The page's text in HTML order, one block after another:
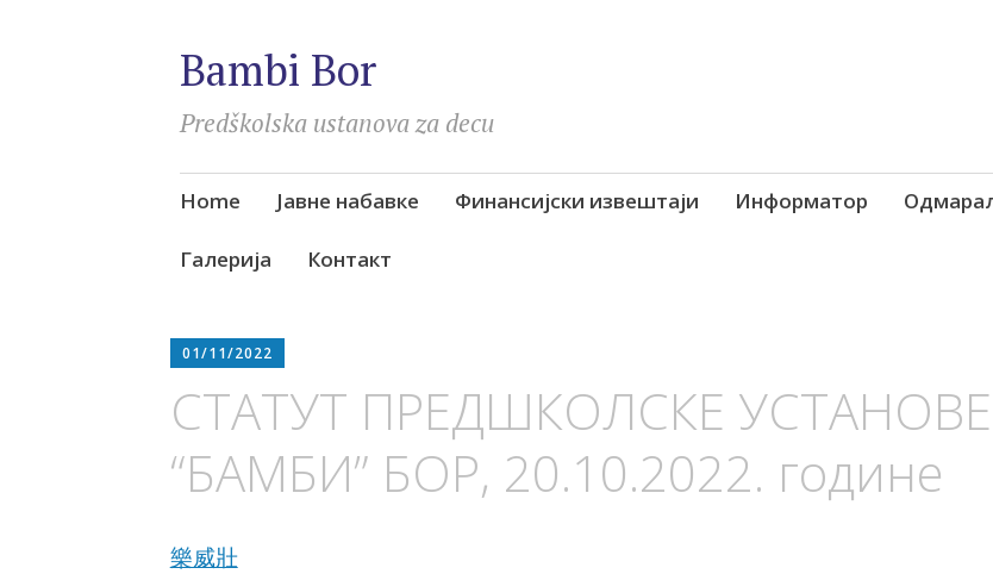
Bambi Bor
Predškolska ustanova za decu
Skip
content
Home Јавне набавке Финансијски извештаји Информатор
Галерија Контакт
01/11/2022
СТАТУТ ПРЕДШКОЛСКЕ УСТАНОВЕ
“БАМБИ” БОР, 20.10.2022. године
樂威壯